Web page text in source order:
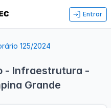
Entrar
125/2024
- Infraestrutura -
Grande